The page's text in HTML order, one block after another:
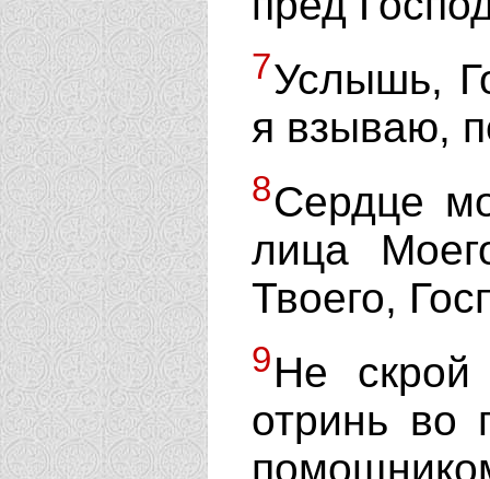
7Услышь,
я взываю,
8Сердце
лица
Твоего,
9Не
отринь во